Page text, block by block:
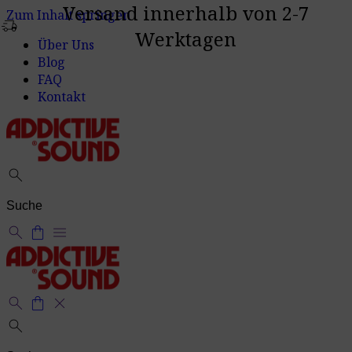
Zum Inhalt springen
delivery_truck_speed
Versand innerhalb von 2-7
Werktagen
Über Uns
Blog
FAQ
Kontakt
search
search shopping_bag menu
search shopping_bag close
search